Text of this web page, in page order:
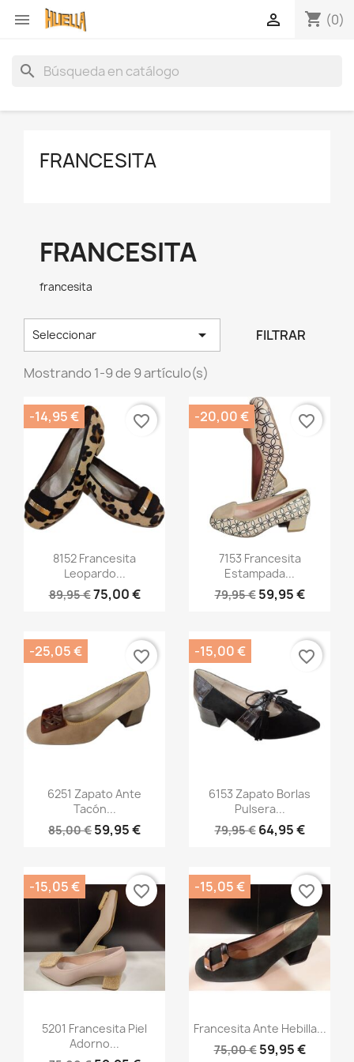
 shopping_cart (0)

search
FRANCESITA
FRANCESITA
francesita
Seleccionar  FILTRAR
Mostrando 1-9 de 9 artículo(s)
Vista rápida
8152 Francesita
Leopardo...
89,95 €75,00 €
-14,95 € favorite_border
Vista rápida
7153 Francesita
Estampada...
79,95 € 59,95 €
-20,00 € favorite_border
Vista rápida
6251 Zapato Ante
Tacón...
85,00 € 59,95 €
-25,05 € favorite_border
Vista rápida
6153 Zapato Borlas
Pulsera...
79,95 € 64,95 €
-15,00 € favorite_border
 Vista rápida
5201 Francesita Piel
Adorno...
-15,05 € favorite_border
Vista rápida
Francesita Ante Hebilla...
75,00 € 59,95 €
-15,05 € favorite_border
Crear lista de deseos ×